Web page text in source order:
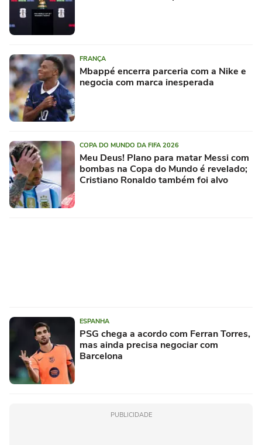
FRANÇA
Mbappé encerra parceria com a Nike e
negocia com marca inesperada
COPA DO MUNDO DA FIFA 2026
Meu Deus! Plano para matar Messi com
bombas na Copa do Mundo é revelado;
Cristiano Ronaldo também foi alvo
ESPANHA
PSG chega a acordo com Ferran Torres,
mas ainda precisa negociar com
Barcelona
PUBLICIDADE